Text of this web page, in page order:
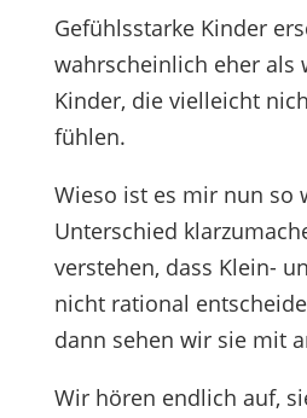
Gefühlsstarke Kinder
wahrscheinlich eher als
Kinder, die vielleicht
fühlen.
Wieso ist es mir nun so
Unterschied
verstehen, dass Klein-
nicht rational
dann sehen wir sie mit
Wir hören endlich auf,